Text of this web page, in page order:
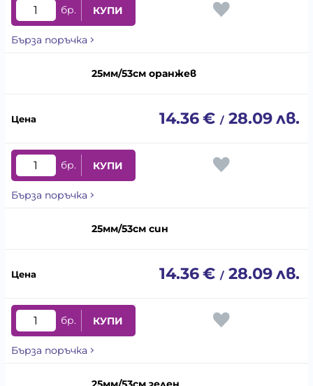
бр. КУПИ
Бърза поръчка
25мм/53см оранжев
14.36€ / 28.09лв.
бр. КУПИ
Бърза поръчка
25мм/53см син
14.36€ / 28.09лв.
бр. КУПИ
Бърза поръчка